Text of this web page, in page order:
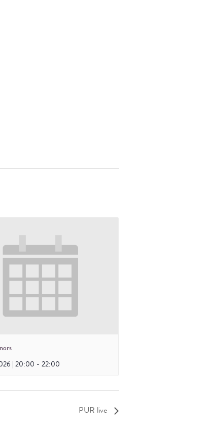
| 20:00 - 22:00
PUR live